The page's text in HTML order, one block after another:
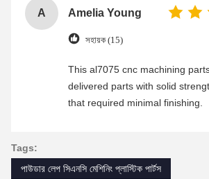
A Amelia Young
সহায়ক (15)
This al7075 cnc machining
delivered parts with solid
that required minimal finishing.
Tags:
পাউডার লেপ সিএনসি মেশিনিং প্লাস্টিক পার্টস